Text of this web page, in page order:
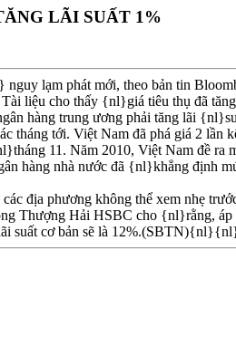
LÃI SUẤT 1%
lạm phát mới, theo bản tin
liệu cho thấy {nl}giá tiêu thụ đã
hàng trung ương phải tăng lãi
tháng tới. Việt Nam đã phá giá 2
11. Năm 2010, Việt Nam đề
hàng nhà nước đã {nl}khẳng định
địa phương không thể xem nhẹ
Thượng Hải HSBC cho {nl}rằng,
suất cơ bản sẽ là